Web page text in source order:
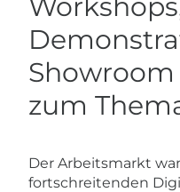
zum
​​​Der Arbeitsmarkt
fortschreitenden